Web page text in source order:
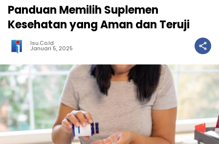
Panduan Memilih Suplemen
Kesehatan yang Aman dan Teruji
Isu.co.id
Januari 5, 2025